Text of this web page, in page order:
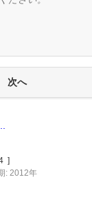
]
: 2012年